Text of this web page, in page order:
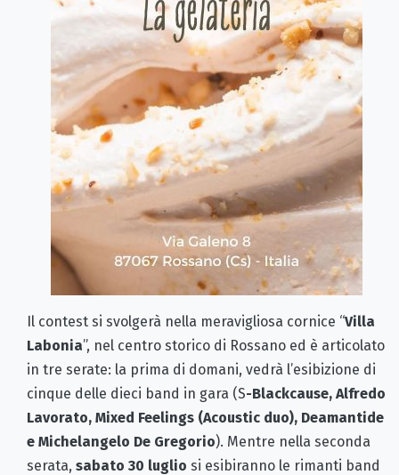
Il contest si svolgerà nella meravigliosa cornice “Villa
Labonia”, nel centro storico di Rossano ed è articolato
in tre serate: la prima di domani, vedrà l’esibizione di
cinque delle dieci band in gara (S-Blackcause, Alfredo
Lavorato, Mixed Feelings (Acoustic duo), Deamantide
e Michelangelo De Gregorio). Mentre nella seconda
serata, sabato 30 luglio si esibiranno le rimanti band